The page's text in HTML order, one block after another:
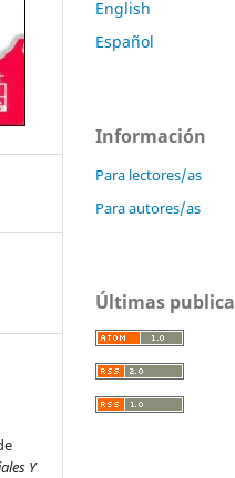
Y
English
Español
Información
Para lectores/as
Para autores/as
Últimas